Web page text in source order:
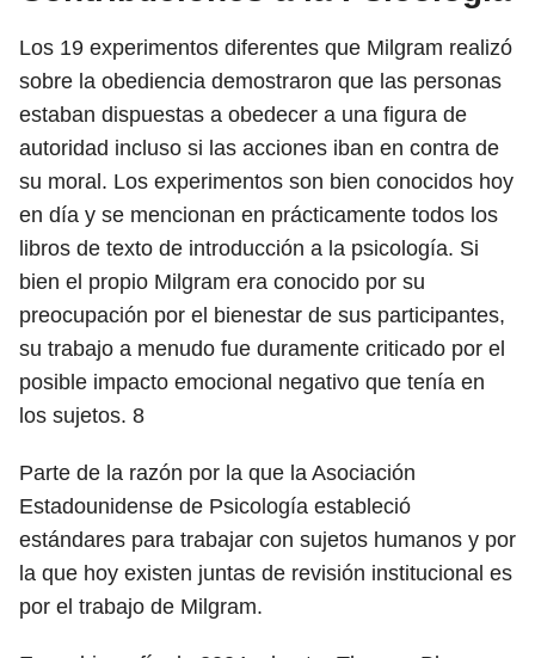
Los 19 experimentos diferentes que Milgram realizó
sobre la obediencia demostraron que las personas
estaban dispuestas a obedecer a una figura de
autoridad incluso si las acciones iban en contra de
su moral. Los experimentos son bien conocidos hoy
en día y se mencionan en prácticamente todos los
libros de texto de introducción a la psicología. Si
bien el propio Milgram era conocido por su
preocupación por el bienestar de sus participantes,
su trabajo a menudo fue duramente criticado por el
posible impacto emocional negativo que tenía en
los sujetos. 8
Parte de la razón por la que la Asociación
Estadounidense de Psicología estableció
estándares para trabajar con sujetos humanos y por
la que hoy existen juntas de revisión institucional es
por el trabajo de Milgram.